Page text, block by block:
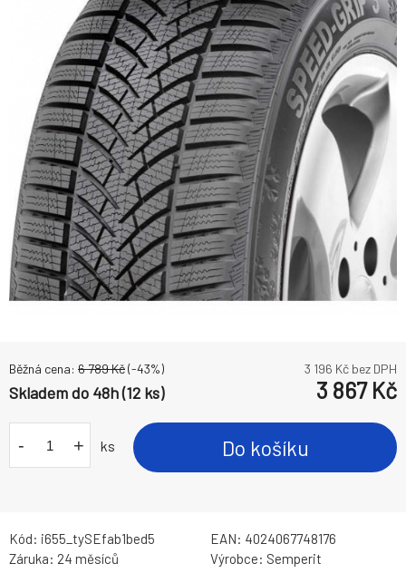
Běžná cena: 6 789Kč(-43%) 3 196 Kč bez DPH
Skladem do 48h (12 ks) 3 867Kč
- + ks Do košíku
Kód: i655_tySEfab1bed5 EAN: 4024067748176
Záruka: 24 měsíců Výrobce: Semperit